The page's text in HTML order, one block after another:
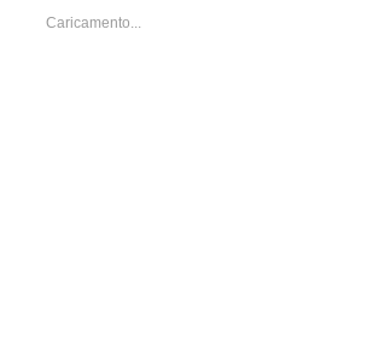
Caricamento...